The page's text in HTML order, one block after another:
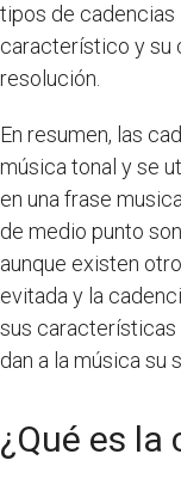
tipos de cadencias
característico y su
resolución.
En resumen, las
música tonal y se
en una frase
de medio punto
aunque existen
evitada y la
sus características
dan a la música su
¿Qué es la